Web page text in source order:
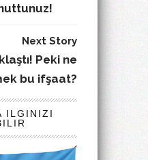
Next Story
Peki ne
bu ifşaat?
ILGINIZI